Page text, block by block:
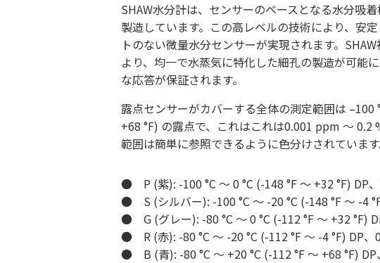
SHAW水分計は、センサーのベースとなる水分吸
製造しています。この高レベルの技術により、安
トのない微量水分センサーが実現されます。
より、均一で水蒸気に特化した細孔の製造が可能
な応答が保証されます。
露点センサーがカバーする全体の測定範囲は –100
+68 °F) の露点で、これはこれは0.001 ppm 〜 0.2
範囲は簡単に参照できるように色分けされています
● P (紫): -100 °C ～ 0 °C (-148 °F ～ +32 °F) DP
● S (シルバー): -100 °C ～ -20 °C (-148 °F ～ -4
● G (グレー): -80 °C ～ 0 °C (-112 °F ～ +32 °F)
● R (赤): -80 °C ～ -20 °C (-112 °F ～ -4 °F) DP
● B (青): -80 °C ～ +20 °C (-112 °F ～ +68 °F)